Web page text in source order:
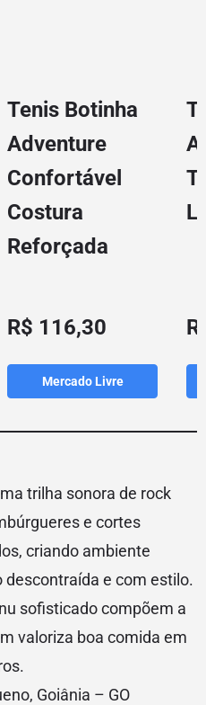
Tenis Botinha
Adventure
Confortável
Costura
Reforçada
R$ 116,30
Mercado Livre
trilha sonora de rock
e cortes
criando ambiente
e com estilo.
sofisticado compõem a
valoriza boa comida em
Goiânia – GO